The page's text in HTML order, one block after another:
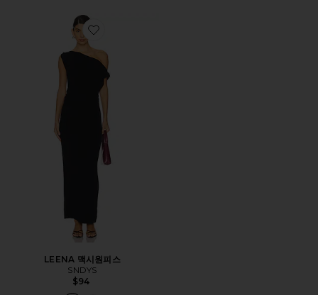
Favorite LEENA 맥시원피스
LEENA 맥시원피스
SNDYS
$94